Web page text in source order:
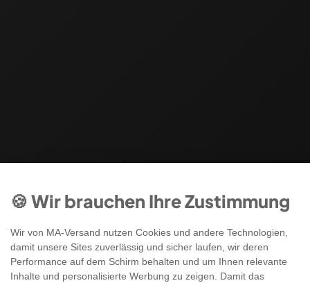
🍪 Wir brauchen Ihre Zustimmung
Wir von MA-Versand nutzen Cookies und andere Technologien,
damit unsere Sites zuverlässig und sicher laufen, wir deren
Performance auf dem Schirm behalten und um Ihnen relevante
Inhalte und personalisierte Werbung zu zeigen. Damit das